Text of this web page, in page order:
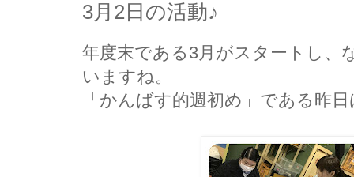
3月2日の活動♪
年度末である3月がスタートし、
いますね。
「かんばす的週初め」である昨